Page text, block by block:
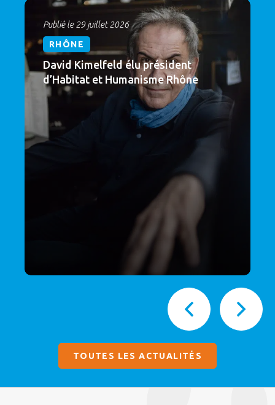
Publié le 29 juillet 2026
RHÔNE
David Kimelfeld élu président
d’Habitat et Humanisme Rhône
TOUTES LES ACTUALITÉS